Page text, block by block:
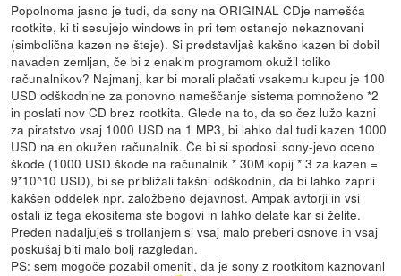
Popolnoma jasno je tudi, da sony na ORIGINAL CDje namešča
rootkite, ki ti sesujejo windows in pri tem ostanejo nekaznovani
(simbolična kazen ne šteje). Si predstavljaš kakšno kazen bi dobil
navaden zemljan, če bi z enakim programom okužil toliko
računalnikov? Najmanj, kar bi morali plačati vsakemu kupcu je 100
USD odškodnine za ponovno nameščanje sistema pomnoženo *2
in poslati nov CD brez rootkita. Glede na to, da so čez lužo kazni
za piratstvo vsaj 1000 USD na 1 MP3, bi lahko dal tudi kazen 1000
USD na en okužen računalnik. Če bi si spodosil sony-jevo oceno
škode (1000 USD škode na računalnik * 30M kopij * 3 za kazen =
9*10^10 USD), bi se približali takšni odškodnin, da bi lahko zaprli
kakšen oddelek npr. založbeno dejavnost. Ampak avtorji in vsi
ostali iz tega ekositema ste bogovi in lahko delate kar si želite.
Preden nadaljuješ s trollanjem si vsaj malo preberi osnove in vsaj
poskušaj biti malo bolj razgledan.
PS: sem mogoče pozabil omeniti, da je sony z rootkitom kaznovanl